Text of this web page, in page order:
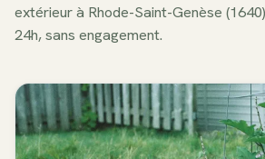
extérieur à Rhode-Saint-Genèse (1640
24h, sans engagement.